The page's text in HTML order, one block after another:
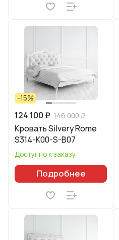
-15%
124 100 ₽ 146 000 ₽
Кровать Silvery Rome
S314-K00-S-B07
Доступно к заказу
Подробнее